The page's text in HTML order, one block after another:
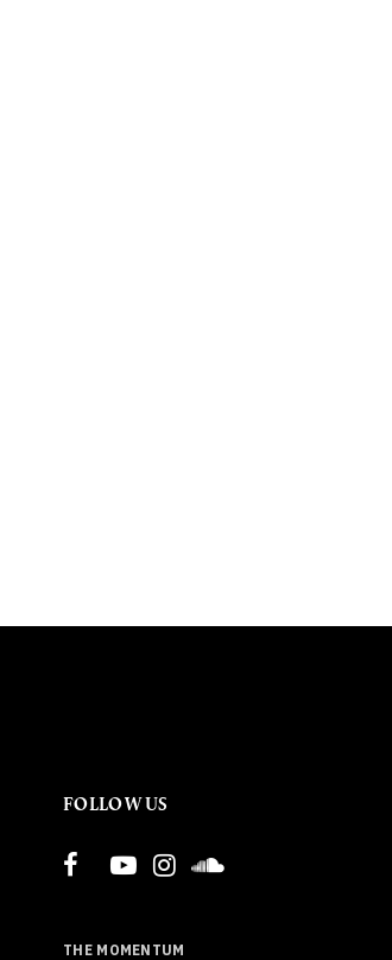
FOLLOW US
THE MOMENTUM